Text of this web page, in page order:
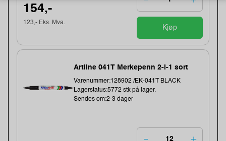
154,-
123,- Eks. Mva.
Kjøp
Artline 041T Merkepenn 2-i-1 sort
Varenummer:128902 /EK-041T BLACK
Lagerstatus:5772 stk på lager.
Sendes om:2-3 dager